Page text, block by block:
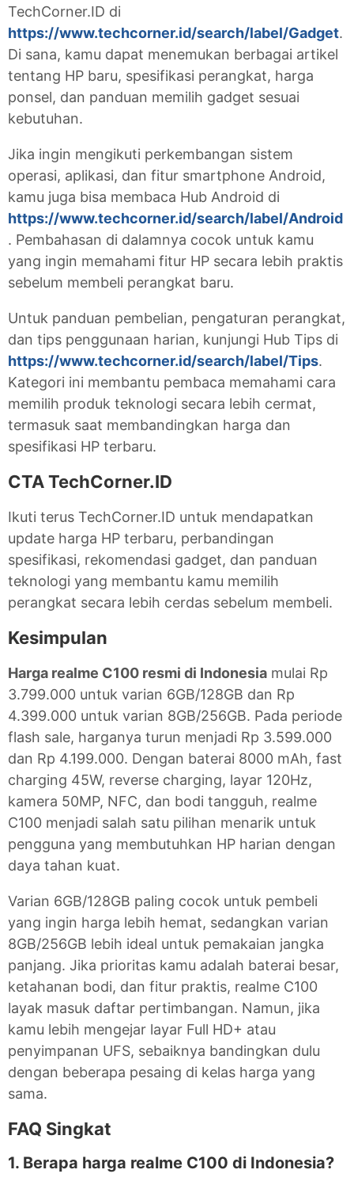
TechCorner.ID di
https://www.techcorner.id/search/label/Gadget.
Di sana, kamu dapat menemukan berbagai artikel
tentang HP baru, spesifikasi perangkat, harga
ponsel, dan panduan memilih gadget sesuai
kebutuhan.
Jika ingin mengikuti perkembangan sistem
operasi, aplikasi, dan fitur smartphone Android,
kamu juga bisa membaca Hub Android di
https://www.techcorner.id/search/label/Android
. Pembahasan di dalamnya cocok untuk kamu
yang ingin memahami fitur HP secara lebih praktis
sebelum membeli perangkat baru.
Untuk panduan pembelian, pengaturan perangkat,
dan tips penggunaan harian, kunjungi Hub Tips di
https://www.techcorner.id/search/label/Tips.
Kategori ini membantu pembaca memahami cara
memilih produk teknologi secara lebih cermat,
termasuk saat membandingkan harga dan
spesifikasi HP terbaru.
CTA TechCorner.ID
Ikuti terus TechCorner.ID untuk mendapatkan
update harga HP terbaru, perbandingan
spesifikasi, rekomendasi gadget, dan panduan
teknologi yang membantu kamu memilih
perangkat secara lebih cerdas sebelum membeli.
Kesimpulan
Harga realme C100 resmi di Indonesia mulai Rp
3.799.000 untuk varian 6GB/128GB dan Rp
4.399.000 untuk varian 8GB/256GB. Pada periode
flash sale, harganya turun menjadi Rp 3.599.000
dan Rp 4.199.000. Dengan baterai 8000 mAh, fast
charging 45W, reverse charging, layar 120Hz,
kamera 50MP, NFC, dan bodi tangguh, realme
C100 menjadi salah satu pilihan menarik untuk
pengguna yang membutuhkan HP harian dengan
daya tahan kuat.
Varian 6GB/128GB paling cocok untuk pembeli
yang ingin harga lebih hemat, sedangkan varian
8GB/256GB lebih ideal untuk pemakaian jangka
panjang. Jika prioritas kamu adalah baterai besar,
ketahanan bodi, dan fitur praktis, realme C100
layak masuk daftar pertimbangan. Namun, jika
kamu lebih mengejar layar Full HD+ atau
penyimpanan UFS, sebaiknya bandingkan dulu
dengan beberapa pesaing di kelas harga yang
sama.
FAQ Singkat
1. Berapa harga realme C100 di Indonesia?